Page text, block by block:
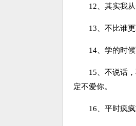
12、其实我从
13、不比谁更
14、学的时候
15、不说话，
定不爱你。
16、平时疯疯